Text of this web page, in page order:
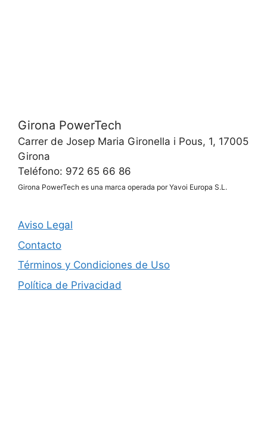
Girona PowerTech
Carrer de Josep Maria Gironella i Pous, 1, 17005
Girona
Teléfono: 972 65 66 86
Girona PowerTech es una marca operada por Yavoi Europa S.L.
Aviso Legal
Contacto
Términos y Condiciones de Uso
Política de Privacidad